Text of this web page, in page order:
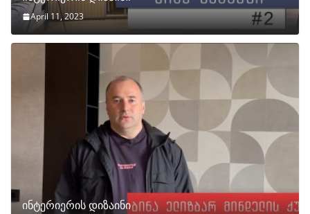
April 11, 2023
ინტერიერის დიზაინი